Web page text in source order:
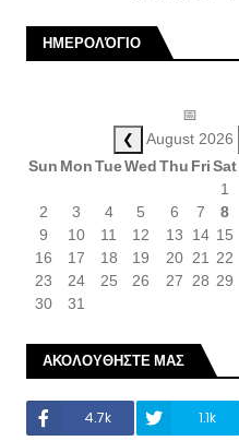
ΗΜΕΡΟΛΌΓΙΟ
📅
❮ August 2026
Sun MonTueWedThu FriSat
1
2
3 4 5 6 7
8
9
10 11 12 13 14 15
16
17 18 19 20 21
22
23
24 25 26 27 28 29
30
31
ΑΚΟΛΟΥΘΗΣΤΕ ΜΑΣ
4.7k 1.1k